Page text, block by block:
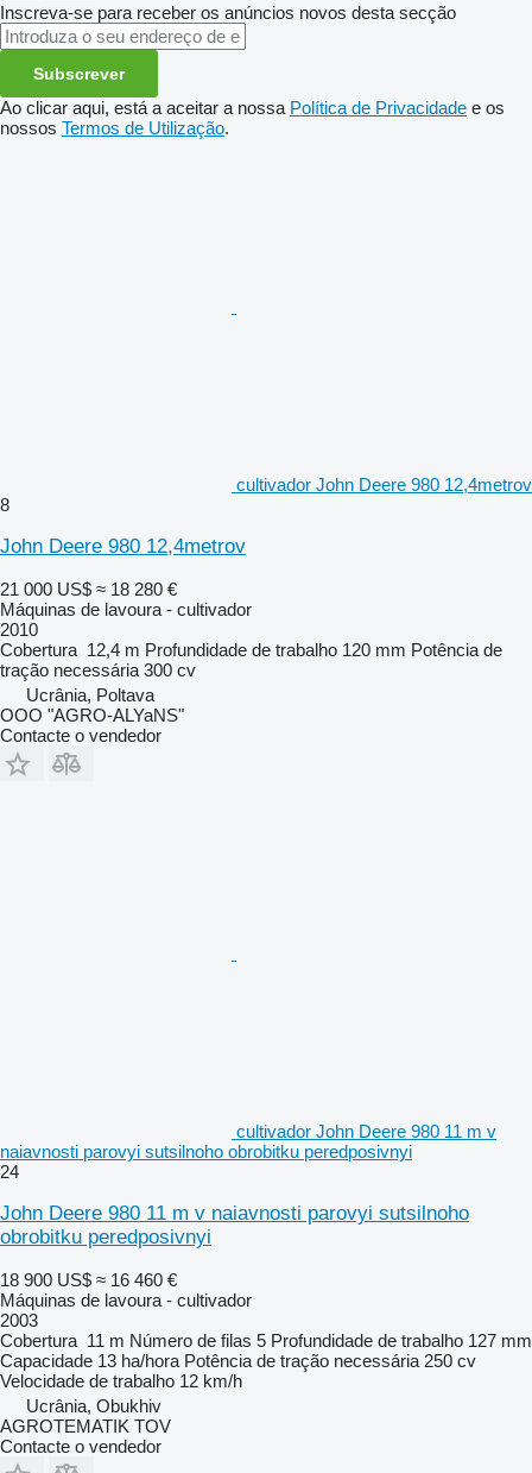
Inscreva-se para receber os anúncios novos desta secção
Subscrever
Ao clicar aqui, está a aceitar a nossa Política de Privacidade e os
nossos Termos de Utilização.
cultivador John Deere 980 12,4metrov
8
John Deere 980 12,4metrov
21 000 US$ ≈ 18 280 €
Máquinas de lavoura - cultivador
2010
Cobertura 12,4 m Profundidade de trabalho 120 mm Potência de
tração necessária 300 cv
Ucrânia, Poltava
OOO "AGRO-ALYaNS"
Contacte o vendedor
cultivador John Deere 980 11 m v
naiavnosti parovyi sutsilnoho obrobitku peredposivnyi
24
John Deere 980 11 m v naiavnosti parovyi sutsilnoho
obrobitku peredposivnyi
18 900 US$ ≈ 16 460 €
Máquinas de lavoura - cultivador
2003
Cobertura 11 m Número de filas 5 Profundidade de trabalho 127 mm
Capacidade 13 ha/hora Potência de tração necessária 250 cv
Velocidade de trabalho 12 km/h
Ucrânia, Obukhiv
AGROTEMATIK TOV
Contacte o vendedor